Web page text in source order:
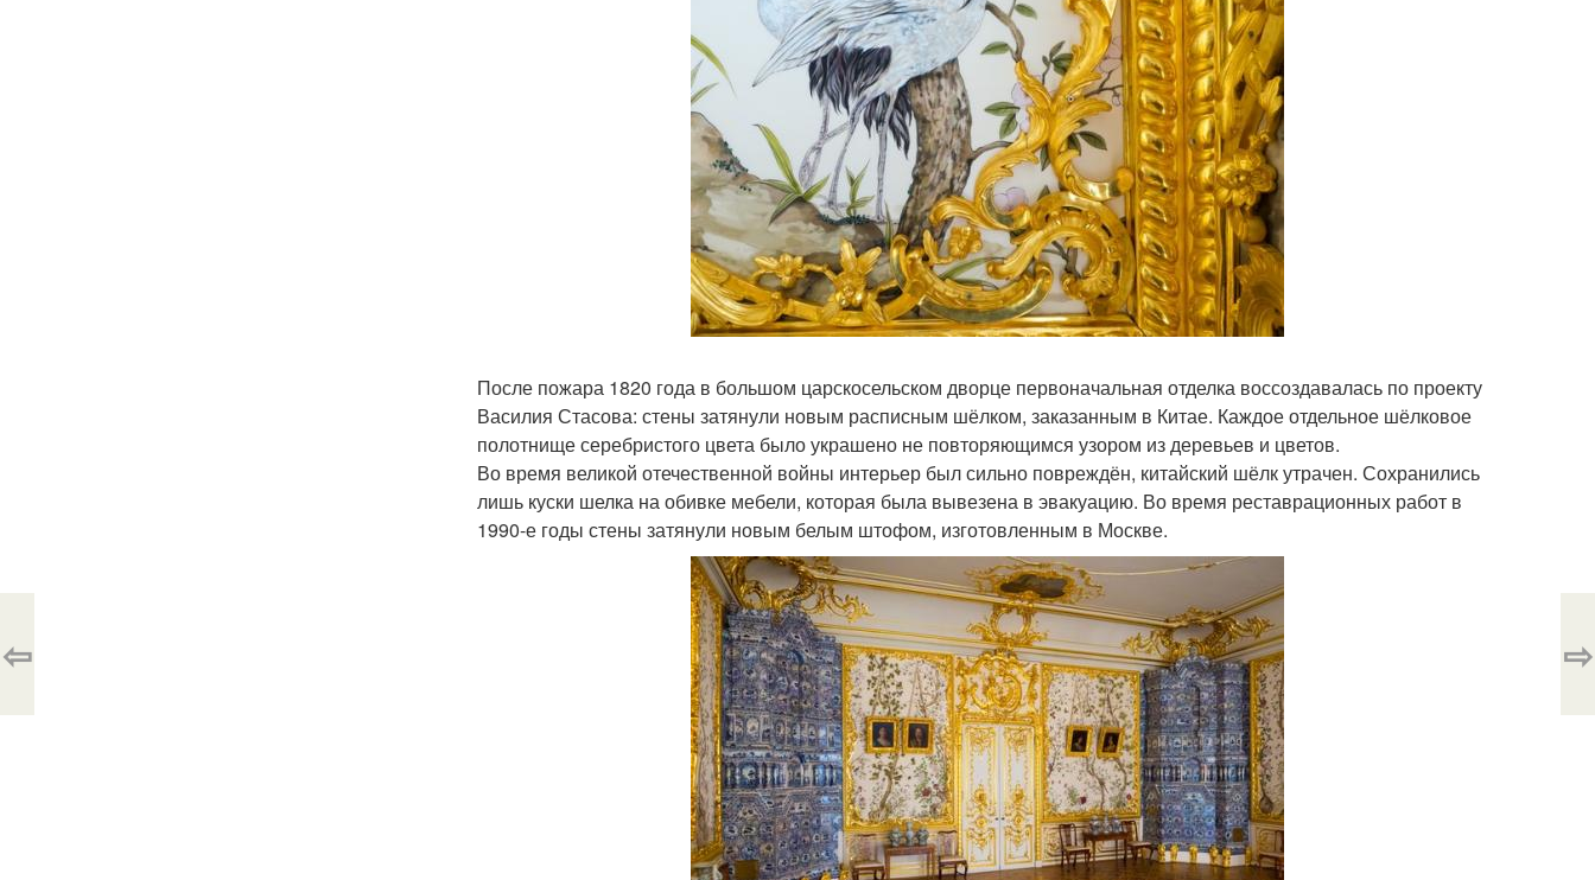
После пожара 1820 года в большом царскосельском дворце первоначальная отделка воссоздавалась по проекту
Василия Стасова: стены затянули новым расписным шёлком, заказанным в Китае. Каждое отдельное шёлковое
полотнище серебристого цвета было украшено не повторяющимся узором из деревьев и цветов.
Во время великой отечественной войны интерьер был сильно повреждён, китайский шёлк утрачен. Сохранились
лишь куски шелка на обивке мебели, которая была вывезена в эвакуацию. Во время реставрационных работ в
1990-е годы стены затянули новым белым штофом, изготовленным в Москве.
⇦ ⇨